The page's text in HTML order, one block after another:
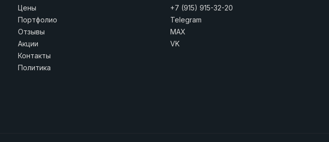
Цены
Портфолио
Отзывы
Акции
Контакты
Политика
+7 (915) 915-32-20
Telegram
MAX
VK